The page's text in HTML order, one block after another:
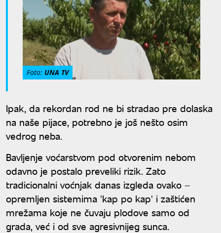
Foto: UNA TV
Ipak, da rekordan rod ne bi stradao pre dolaska
na naše pijace, potrebno je još nešto osim
vedrog neba.
Bavljenje voćarstvom pod otvorenim nebom
odavno je postalo preveliki rizik. Zato
tradicionalni voćnjak danas izgleda ovako –
opremljen sistemima 'kap po kap' i zaštićen
mrežama koje ne čuvaju plodove samo od
grada, već i od sve agresivnijeg sunca.